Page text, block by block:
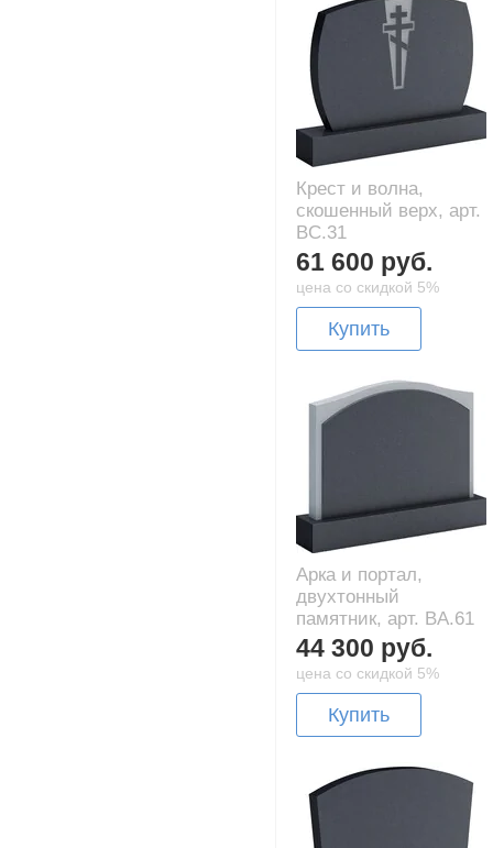
Крест и волна,
скошенный верх, арт.
BC.31
61 600 руб.
цена со скидкой 5%
Купить
Арка и портал,
двухтонный
памятник, арт. BA.61
44 300 руб.
цена со скидкой 5%
Купить